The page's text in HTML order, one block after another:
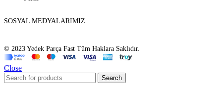
SOSYAL MEDYALARIMIZ
© 2023 Yedek Parça Fast Tüm Haklara Saklıdır.
Close
Search